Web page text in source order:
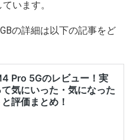
います。
の詳細は以下の記事をど